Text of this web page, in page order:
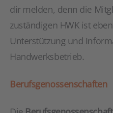
dir melden, denn die
zuständigen HWK ist
Unterstützung und
Handwerksbetrieb.
Berufsgenossenschaften